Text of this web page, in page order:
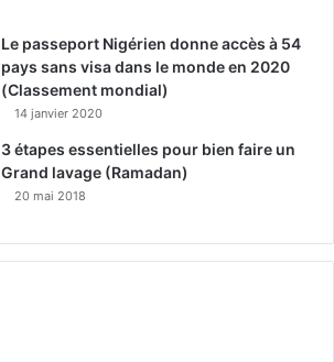
Le passeport Nigérien donne accès à 54
pays sans visa dans le monde en 2020
(Classement mondial)
14 janvier 2020
3 étapes essentielles pour bien faire un
Grand lavage (Ramadan)
20 mai 2018